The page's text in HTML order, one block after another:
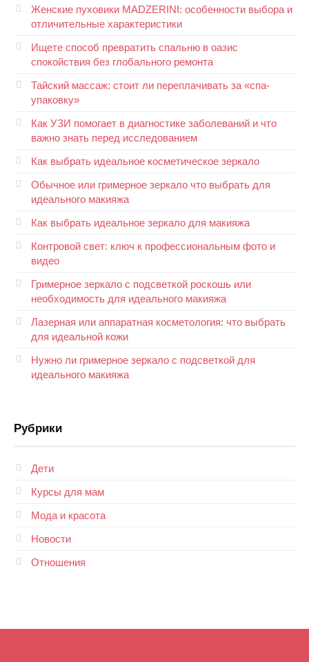
Женские пуховики MADZERINI: особенности выбора и
отличительные характеристики
Ищете способ превратить спальню в оазис
спокойствия без глобального ремонта
Тайский массаж: стоит ли переплачивать за «спа-
упаковку»
Как УЗИ помогает в диагностике заболеваний и что
важно знать перед исследованием
Как выбрать идеальное косметическое зеркало
Обычное или гримерное зеркало что выбрать для
идеального макияжа
Как выбрать идеальное зеркало для макияжа
Контровой свет: ключ к профессиональным фото и
видео
Гримерное зеркало с подсветкой роскошь или
необходимость для идеального макияжа
Лазерная или аппаратная косметология: что выбрать
для идеальной кожи
Нужно ли гримерное зеркало с подсветкой для
идеального макияжа
Рубрики
Дети
Курсы для мам
Мода и красота
Новости
Отношения